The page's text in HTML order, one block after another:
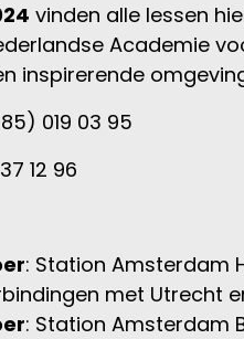
vinden alle lessen
Academie
inspirerende
019 03 95
12 96
: Station Amsterdam
met Utrecht
: Station Amsterdam